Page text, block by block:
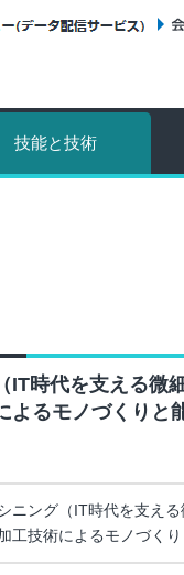
技能と技術
IT時代を支える微
よるモノづくりと
ニング（IT時代を支え
工技術によるモノづく